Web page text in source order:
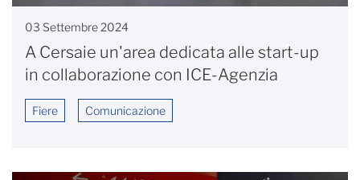
03 Settembre 2024
A Cersaie un'area dedicata alle start-up
in collaborazione con ICE-Agenzia
Fiere Comunicazione